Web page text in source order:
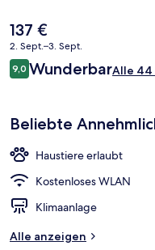
Der
aktuelle
Preis
beträgt
137 €
2. Sept.–3. Sept.
Bewertungen
9,09,0 von 10.
WunderbarAlle 44
Beliebte
Haustiere erlaubt
Kostenloses WLAN
Klimaanlage
Alle anzeigen